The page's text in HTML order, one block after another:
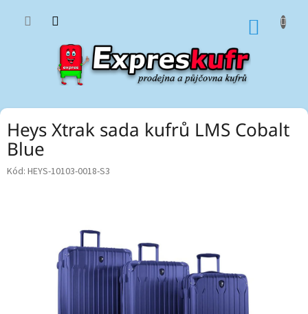
Heys Xtrak sada kufrů LMS Cobalt
Blue
Kód: HEYS-10103-0018-S3